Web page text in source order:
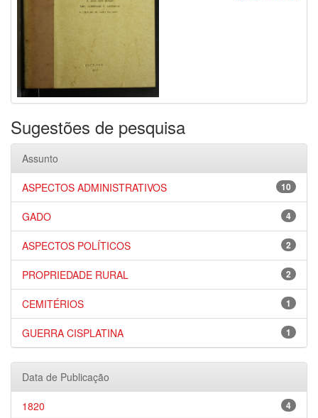
Sugestões de pesquisa
Assunto
10
ASPECTOS ADMINISTRATIVOS
4
GADO
2
ASPECTOS POLÍTICOS
2
PROPRIEDADE RURAL
1
CEMITÉRIOS
1
GUERRA CISPLATINA
Data de Publicação
4
1820